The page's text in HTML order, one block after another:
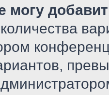
могу